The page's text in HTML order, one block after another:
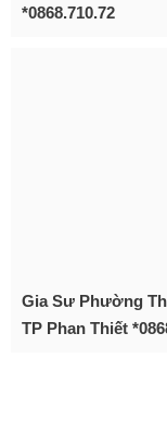
*0868.710.72
Gia Sư Phường
TP Phan Thiết